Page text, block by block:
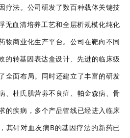
疗法。公司研发了数百种载体关键技
无血清培养工艺和全层析规模化纯化
物商业化生产平台。公司在靶向不同
的转基因表达盒设计、先进的临床级
全面布局。同时还建立了丰富的研发
、杜氏肌营养不良症、帕金森病、骨
的疾病，多个产品管线已经进入临床
其针对血友病B的基因疗法的新药已